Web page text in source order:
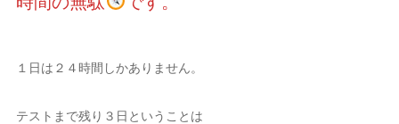
１日は２４時間しかありません。
テストまで残り３日ということは